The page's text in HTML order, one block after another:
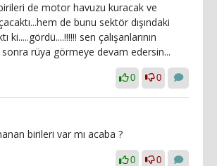
de motor havuzu kuracak ve
de bunu sektör dışındaki
ki.....gördü....!!!!!! sen çalışanlarının
sonra rüya görmeye devam edersin...
0 0
birileri var mı acaba ?
0 0